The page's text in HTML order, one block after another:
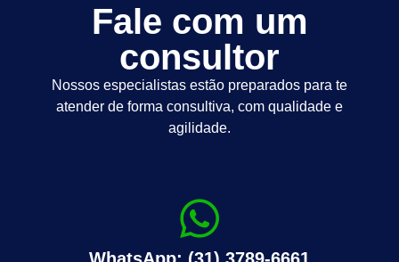
Fale com um
consultor
Nossos especialistas estão preparados para te
atender de forma consultiva, com qualidade e
agilidade.